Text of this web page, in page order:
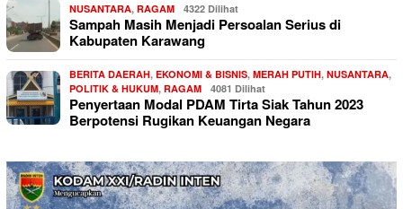
NUSANTARA, RAGAM 4322 Dilihat
Sampah Masih Menjadi Persoalan Serius di
Kabupaten Karawang
BERITA DAERAH, EKONOMI & BISNIS, MERAH PUTIH, NUSANTARA,
POLITIK & HUKUM, RAGAM 4081 Dilihat
Penyertaan Modal PDAM Tirta Siak Tahun 2023
Berpotensi Rugikan Keuangan Negara